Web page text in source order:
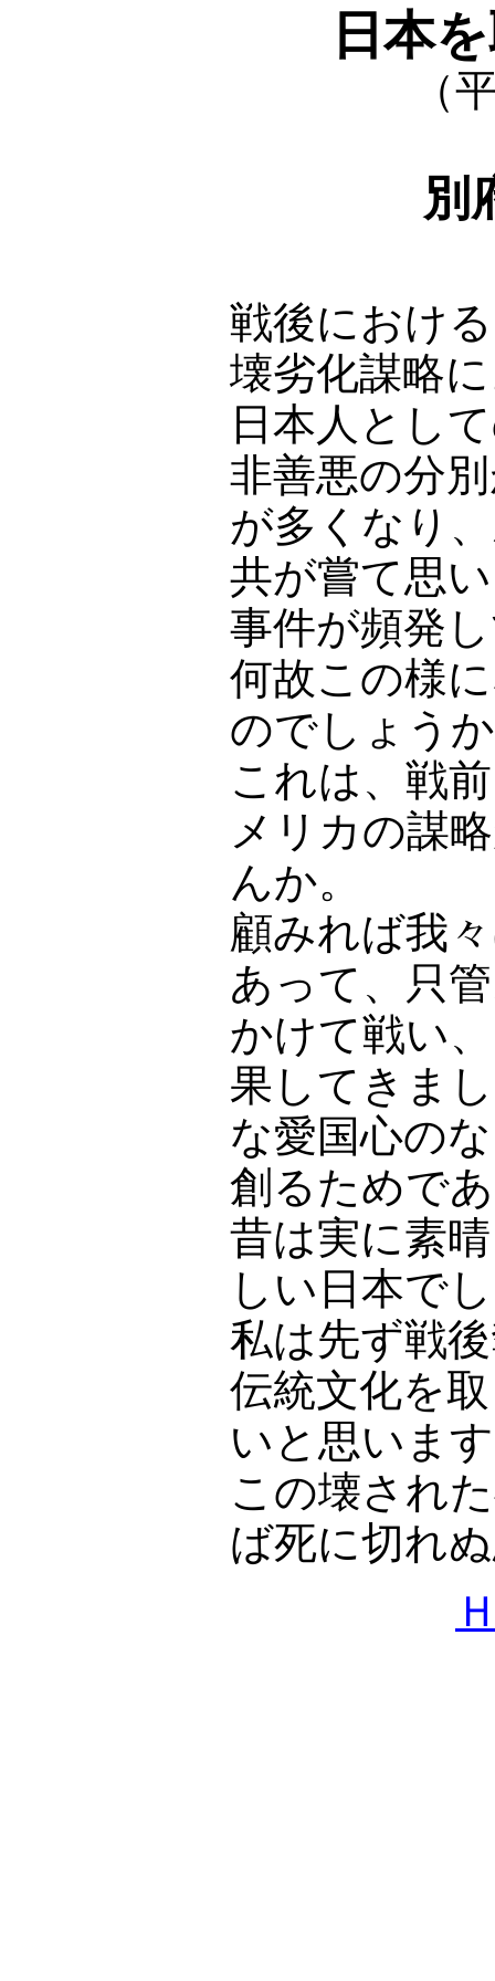
日本
（
別
戦後におけ
壊劣化謀略
日本人とし
非善悪の分
が多くなり
共が嘗て思
事件が頻発
何故この様
のでしょう
これは、戦
メリカの謀
んか。
顧みれば我
あって、只
かけて戦い
果してきま
な愛国心の
創るためで
昔は実に素
しい日本で
私は先ず戦
伝統文化を
いと思いま
この壊され
ば死に切れ